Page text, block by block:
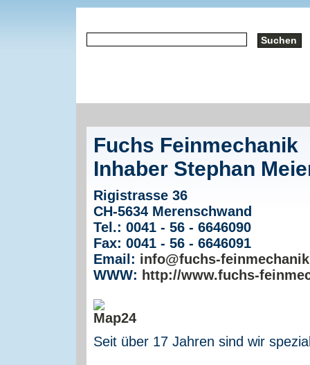
Fuchs Feinmechanik
Inhaber Stephan
Rigistrasse 36
CH-5634 Merenschwand
Tel.: 0041 - 56 - 6646090
Fax: 0041 - 56 - 6646091
Email: info@fuchs-
WWW: http://www.fuchs-
Seit über 17 Jahren sind wir